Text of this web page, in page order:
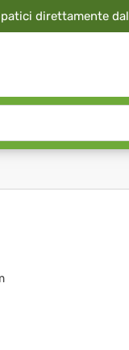
direttamente dal